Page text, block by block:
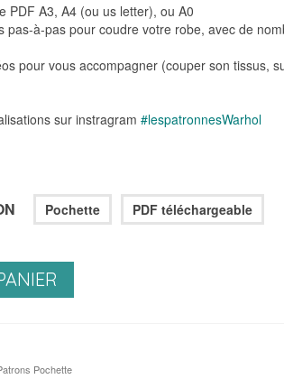
PDF A3, A4 (ou us letter), ou A0
pas-à-pas pour coudre votre robe, avec de
pour vous accompagner (couper son tissus,
sur instragram #lespatronnesWarhol
Pochette PDF téléchargeable
Pochette